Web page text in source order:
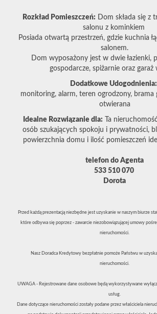
Rozkład Pomieszczeń: Dom składa się z
salonu z kominkiem
Posiada otwartą przestrzeń, gdzie kuchnia
salonem.
Dom wyposażony jest w dwie łazienki,
gospodarcze, spiżarnie oraz garaż
Dodatkowe Udogodnienia:
monitoring, alarm, teren ogrodzony, brama
otwierana
Idealne Rozwiązanie dla: Ta
osób szukających spokoju i prywatności,
powierzchnia domu i ilość pomieszczeń
telefon do Agenta
533 510 070
Dorota
Przed każdą prezentacją niezbędne jest uzyskanie w naszym biurze
które odbywa się poprzez - zawarcie niezobowiązującej umowy
nieruchomości.
Nasz Doradca Kredytowy bezpłatnie pomoże Państwu w
nieruchomości.
UWAGA - Rejestrowane dane osobowe będą wykorzystywane
usług.
Dane dotyczące nieruchomości zostały podane przez właściciela